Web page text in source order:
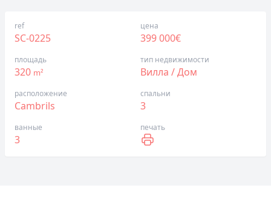
ref
SC-0225
цена
399 000€
площадь
320 m²
тип недвижимости
Вилла / Дом
расположение
Cambrils
спальни
3
ванные
3
печать